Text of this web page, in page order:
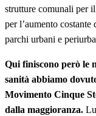
strutture comunali per
per l’aumento
parchi urbani e
Qui finiscono però le
sanità abbiamo
Movimento Cinque
dalla maggioranza.